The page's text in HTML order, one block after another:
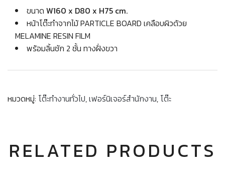
ขนาด W160 x D80 x H75 cm.
หน้าโต๊ะทำจากไม้ PARTICLE BOARD เคลือบผิวด้วย
MELAMINE RESIN FILM
พร้อมลิ้นชัก 2 ชั้น ทางฝั่งขวา
หมวดหมู่: โต๊ะทำงานทั่วไป,เฟอร์นิเจอร์สำนักงาน, โต๊ะ
RELATED PRODUCTS